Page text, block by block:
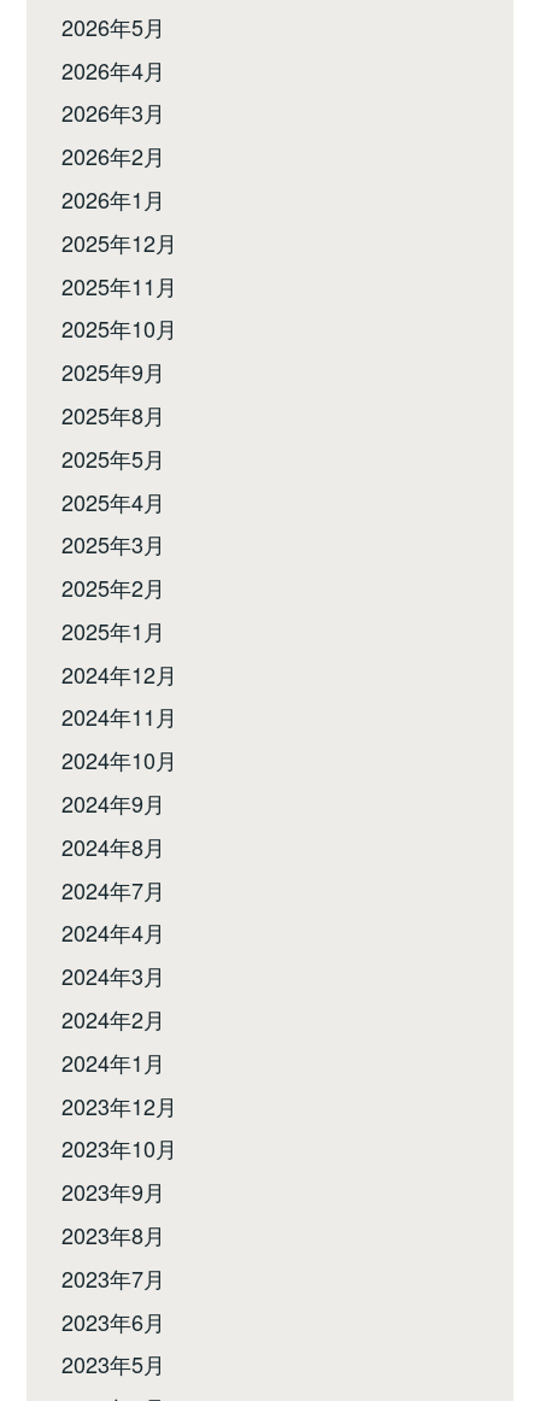
2026年5月
2026年4月
2026年3月
2026年2月
2026年1月
2025年12月
2025年11月
2025年10月
2025年9月
2025年8月
2025年5月
2025年4月
2025年3月
2025年2月
2025年1月
2024年12月
2024年11月
2024年10月
2024年9月
2024年8月
2024年7月
2024年4月
2024年3月
2024年2月
2024年1月
2023年12月
2023年10月
2023年9月
2023年8月
2023年7月
2023年6月
2023年5月